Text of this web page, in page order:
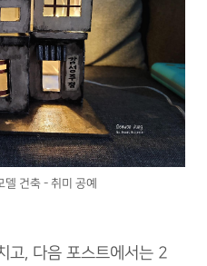
델 건축 - 취미 공예
고, 다음 포스트에서는 2